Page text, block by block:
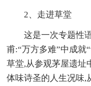
2、走进草堂
这是一次专题性
甫:“万方多难”中成就
草堂,从参观茅屋遗址
体味诗圣的人生况味,